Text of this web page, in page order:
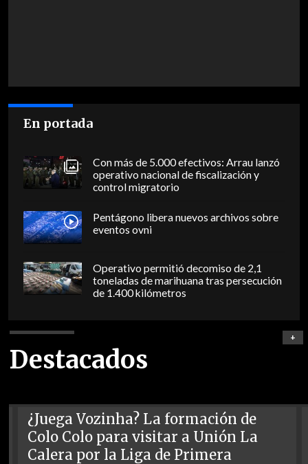
En portada
Con más de 5.000 efectivos: Arrau lanzó
operativo nacional de fiscalización y
control migratorio
Pentágono libera nuevos archivos sobre
eventos ovni
Operativo permitió decomiso de 2,1
toneladas de marihuana tras persecución
de 1.400 kilómetros
Destacados
+
¿Juega Vozinha? La formación de
Colo Colo para visitar a Unión La
Calera por la Liga de Primera